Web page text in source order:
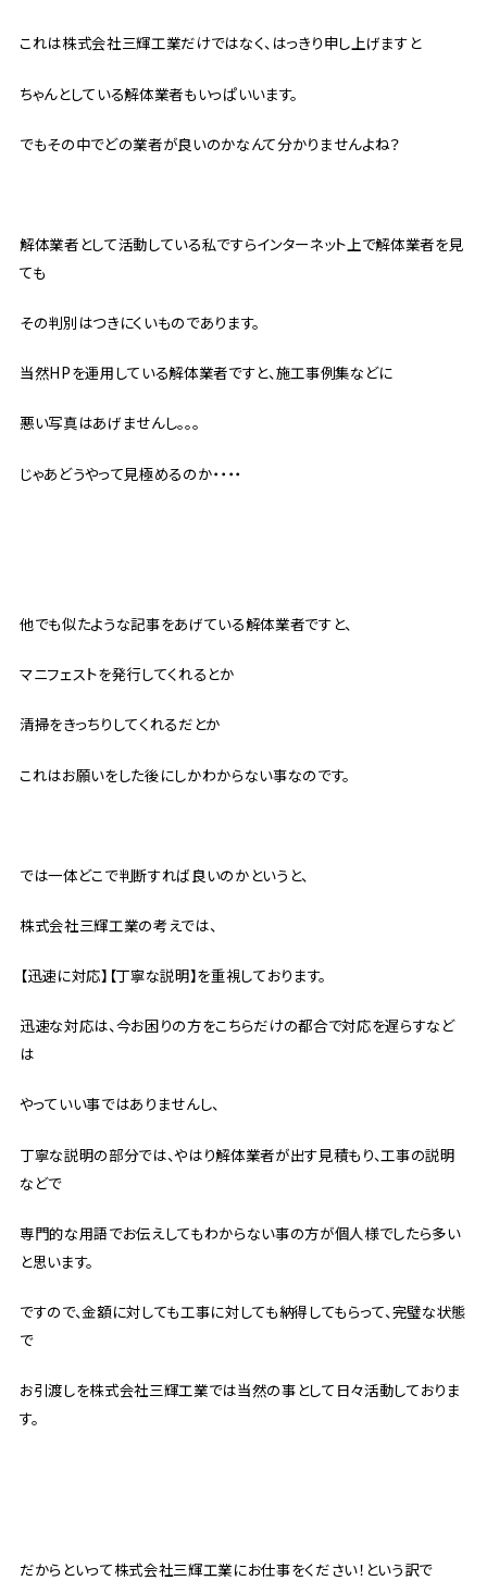
これは株式会社三輝工業だけではなく、はっきり申し上げますと
ちゃんとしている解体業者もいっぱいいます。
でもその中でどの業者が良いのかなんて分かりませんよね？
解体業者として活動している私ですらインターネット上で解体業者を見
ても
その判別はつきにくいものであります。
当然HPを運用している解体業者ですと、施工事例集などに
悪い写真はあげませんし。。。
じゃあどうやって見極めるのか・・・・
他でも似たような記事をあげている解体業者ですと、
マニフェストを発行してくれるとか
清掃をきっちりしてくれるだとか
これはお願いをした後にしかわからない事なのです。
では一体どこで判断すれば良いのかというと、
株式会社三輝工業の考えでは、
【迅速に対応】【丁寧な説明】を重視しております。
迅速な対応は、今お困りの方をこちらだけの都合で対応を遅らすなど
は
やっていい事ではありませんし、
丁寧な説明の部分では、やはり解体業者が出す見積もり、工事の説明
などで
専門的な用語でお伝えしてもわからない事の方が個人様でしたら多い
と思います。
ですので、金額に対しても工事に対しても納得してもらって、完璧な状態
で
お引渡しを株式会社三輝工業では当然の事として日々活動しておりま
す。
だからといって株式会社三輝工業にお仕事をください！という訳で